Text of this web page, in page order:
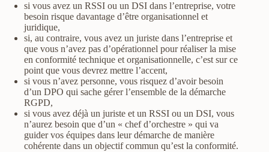
si vous avez un RSSI ou un DSI dans l’entreprise, votre
besoin risque davantage d’être organisationnel et
juridique,
si, au contraire, vous avez un juriste dans l’entreprise et
que vous n’avez pas d’opérationnel pour réaliser la mise
en conformité technique et organisationnelle, c’est sur ce
point que vous devrez mettre l’accent,
si vous n’avez personne, vous risquez d’avoir besoin
d’un DPO qui sache gérer l’ensemble de la démarche
RGPD,
si vous avez déjà un juriste et un RSSI ou un DSI, vous
n’aurez besoin que d’un « chef d’orchestre » qui va
guider vos équipes dans leur démarche de manière
cohérente dans un objectif commun qu’est la conformité.